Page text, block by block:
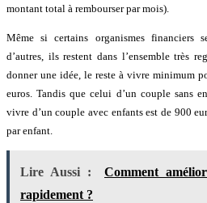
montant total à rembourser par mois).
Même si certains organismes financiers
d’autres, ils restent dans l’ensemble très
donner une idée, le reste à vivre minimum
euros. Tandis que celui d’un couple sans
vivre d’un couple avec enfants est de 900
par enfant.
Lire Aussi :
Comment
rapidement ?